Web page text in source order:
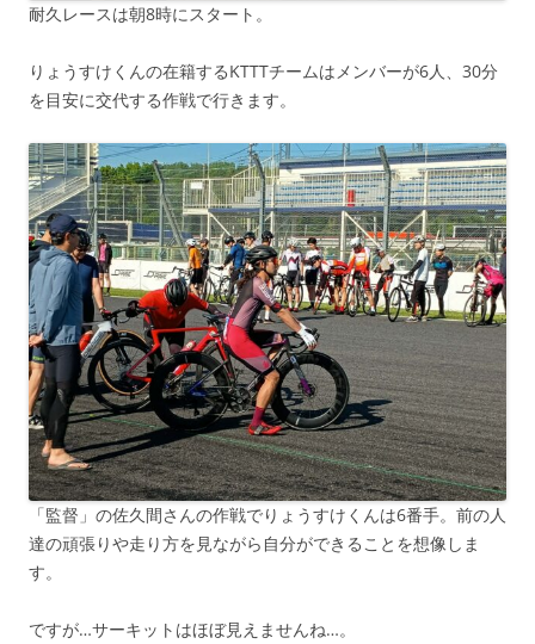
耐久レースは朝8時にスタート。
りょうすけくんの在籍するKTTTチームはメンバーが6人、30分
を目安に交代する作戦で行きます。
「監督」の佐久間さんの作戦でりょうすけくんは6番手。前の人
達の頑張りや走り方を見ながら自分ができることを想像しま
す。
ですが…サーキットはほぼ見えませんね…。